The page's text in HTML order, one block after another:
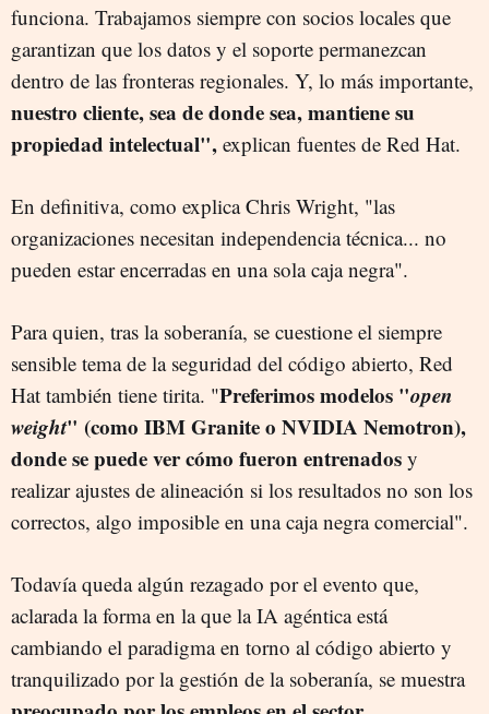
funciona. Trabajamos siempre con socios locales que
garantizan que los datos y el soporte permanezcan
dentro de las fronteras regionales. Y, lo más importante,
nuestro cliente, sea de donde sea, mantiene su
propiedad intelectual", explican fuentes de Red Hat.
En definitiva, como explica Chris Wright, "las
organizaciones necesitan independencia técnica... no
pueden estar encerradas en una sola caja negra".
Para quien, tras la soberanía, se cuestione el siempre
sensible tema de la seguridad del código abierto, Red
Hat también tiene tirita. "Preferimos modelos "open
weight" (como IBM Granite o NVIDIA Nemotron),
donde se puede ver cómo fueron entrenados y
realizar ajustes de alineación si los resultados no son los
correctos, algo imposible en una caja negra comercial".
Todavía queda algún rezagado por el evento que,
aclarada la forma en la que la IA agéntica está
cambiando el paradigma en torno al código abierto y
tranquilizado por la gestión de la soberanía, se muestra